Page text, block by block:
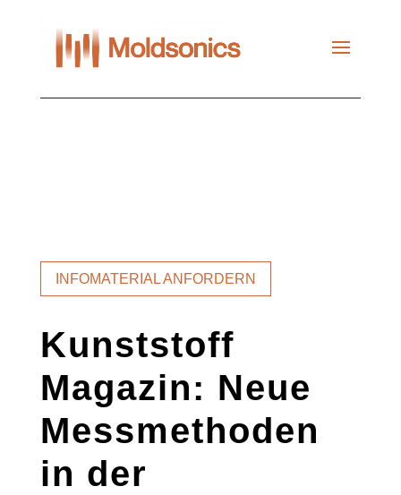
INFOMATERIAL ANFORDERN
Kunststoff
Magazin: Neue
Messmethoden
in der